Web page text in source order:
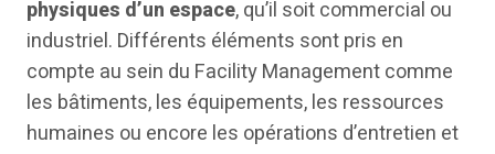
physiques d’un espace, qu’il soit commercial ou
industriel. Différents éléments sont pris en
compte au sein du Facility Management comme
les bâtiments, les équipements, les ressources
humaines ou encore les opérations d’entretien et